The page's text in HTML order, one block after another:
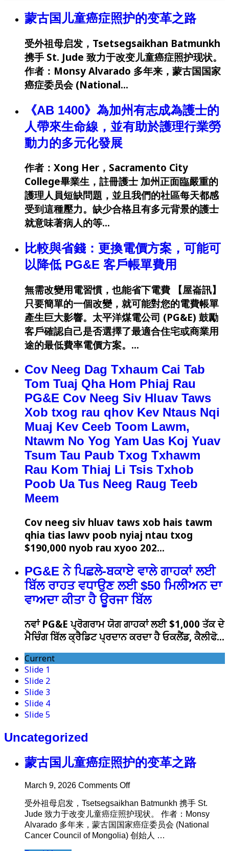
蒙古国儿童癌症照护的变革之路
受外祖母启发，Tsetsegsaikhan Batmunkh
携手 St. Jude 致力于改变儿童癌症照护现状。
作者：Monsy Alvarado 多年来，蒙古国国家
癌症委员会 (National…
《AB 1400》為加州有志成為護士的
人帶來生命線，並有助於護理行業勞
動力的多元化發展
作者：Xong Her，Sacramento City
College畢業生，註冊護士 加州正面臨嚴重的
護理人員短缺問題，並且我們的社區每天都感
受到這種壓力。缺少合格且有多元背景的護士
就意味著病人的等…
比較與省錢：更換電價方案，可能可
以降低 PG&E 客戶帳單費用
無需改變用電習慣，也能省下電費 【屋崙訊】
只要簡單的一個改變，就可能對您的電費帳單
產生巨大影響。太平洋煤電公司 (PG&E) 鼓勵
客戶確認自己是否選擇了最適合住宅或商業用
途的最低費率電價方案。…
Cov Neeg Dag Txhaum Cai Tab
Tom Tuaj Qha Hom Phiaj Rau
PG&E Cov Neeg Siv Hluav Taws
Xob txog rau qhov Kev Ntaus Nqi
Muaj Kev Ceeb Toom Lawm,
Ntawm No Yog Yam Uas Koj Yuav
Tsum Tau Paub Txog Txhawm
Rau Kom Thiaj Li Tsis Txhob
Poob Ua Tus Neeg Raug Teeb
Meem
Cov neeg siv hluav taws xob hais tawm
qhia tias lawv poob nyiaj ntau txog
$190,000 nyob rau xyoo 202…
PG&E ਨੇ ਪਿਛਲੇ-ਬਕਾਏ ਵਾਲੇ ਗਾਹਕਾਂ ਲਈ
ਬਿੱਲ ਰਾਹਤ ਵਧਾਉਣ ਲਈ $50 ਮਿਲੀਅਨ ਦਾ
ਵਾਅਦਾ ਕੀਤਾ ਹੈ ਊਰਜਾ ਬਿੱਲ
ਨਵਾਂ PG&E ਪ੍ਰੋਗਰਾਮ ਯੋਗ ਗਾਹਕਾਂ ਲਈ $1,000 ਤੱਕ ਦੇ
ਮੈਚਿੰਗ ਬਿੱਲ ਕ੍ਰੈਡਿਟ ਪ੍ਰਦਾਨ ਕਰਦਾ ਹੈ ਓਕਲੈਂਡ, ਕੈਲੀਫੋ…
Current
Slide 1
Slide 2
Slide 3
Slide 4
Slide 5
Uncategorized
蒙古国儿童癌症照护的变革之路
March 9, 2026 Comments Offon
古
国
儿
童
受外祖母启发，Tsetsegsaikhan Batmunkh 携手 St.
Jude 致力于改变儿童癌症照护现状。 作者：Monsy
Alvarado 多年来，蒙古国国家癌症委员会 (National
Cancer Council of Mongolia) 创始人 …